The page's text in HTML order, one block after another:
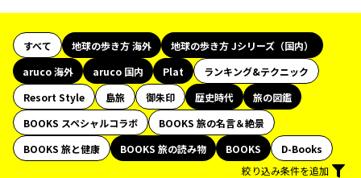
すべて 地球の歩き方 海外
地球の歩き方 Jシリーズ（国内）
aruco 海外
aruco 国内 Plat
ランキング&テクニック
Resort Style
島旅 御朱印 歴史時代
旅の図鑑
BOOKS スペシャルコラボ
BOOKS 旅の名言＆絶景
BOOKS 旅と健康
BOOKS 旅の読み物 BOOKS
D-Books
絞り込み条件を追加